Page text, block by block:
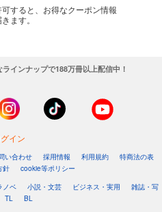
すると、お得なクーポン情報
ます。
インナップで188万冊以上配信中！
イン
い合わせ 採用情報 利用規約
特商法の表
針
cookie等ポリシー
ノベ 小説・文芸 ビジネス・実用
雑誌・写
TL BL